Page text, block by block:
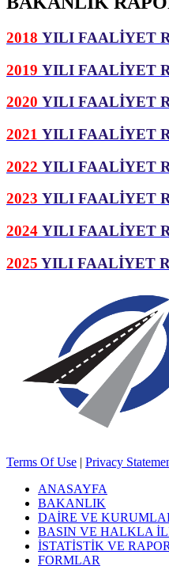
2018 YILI FAALİYET
2019 YILI FAALİYET
2020 YILI FAALİYET
2021 YILI FAALİYET
2022 YILI FAALİYET
2023 YILI FAALİYET
2024 YILI FAALİYET
2025 YILI FAALİYET
Terms Of Use | Privacy
ANASAYFA
BAKANLIK
DAİRE VE
BASIN VE HALKLA
İSTATİSTİK VE
FORMLAR